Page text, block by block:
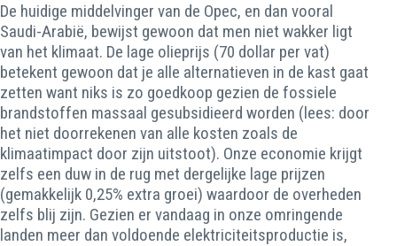
De huidige middelvinger van de Opec, en dan vooral
Saudi-Arabië, bewijst gewoon dat men niet wakker ligt
van het klimaat. De lage olieprijs (70 dollar per vat)
betekent gewoon dat je alle alternatieven in de kast gaat
zetten want niks is zo goedkoop gezien de fossiele
brandstoffen massaal gesubsidieerd worden (lees: door
het niet doorrekenen van alle kosten zoals de
klimaatimpact door zijn uitstoot). Onze economie krijgt
zelfs een duw in de rug met dergelijke lage prijzen
(gemakkelijk 0,25% extra groei) waardoor de overheden
zelfs blij zijn. Gezien er vandaag in onze omringende
landen meer dan voldoende elektriciteitsproductie is,